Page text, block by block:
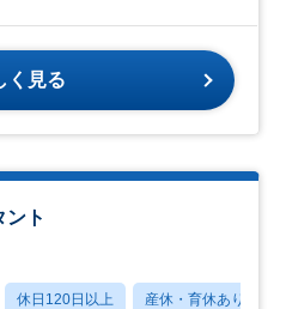
く見る
ント
休日120日以上 産休・育休あり